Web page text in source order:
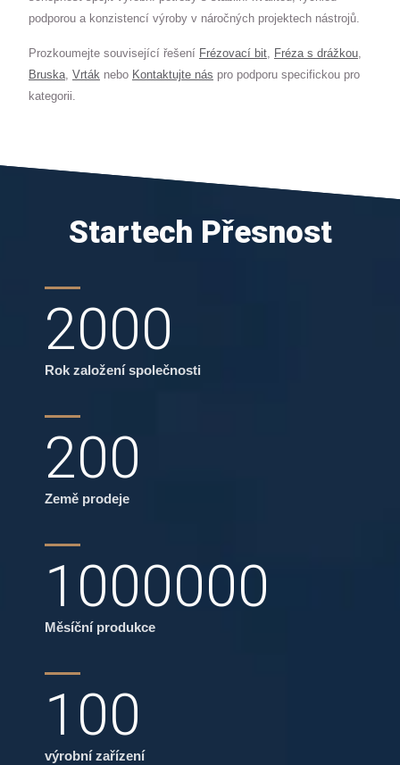
podporou a konzistencí výroby v náročných projektech nástrojů.
Prozkoumejte související řešení Frézovací bit, Fréza s drážkou,
Bruska, Vrták nebo Kontaktujte nás pro podporu specifickou pro
kategorii.
Startech Přesnost
2000
Rok založení společnosti
200
Země prodeje
1000000
Měsíční produkce
100
výrobní zařízení